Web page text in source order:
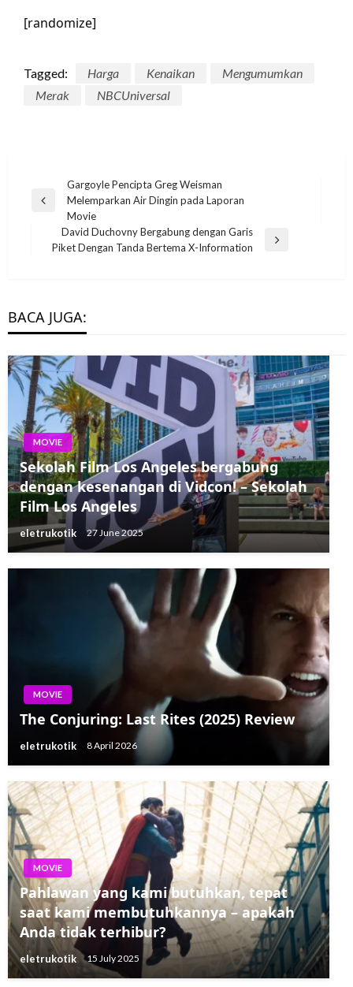
[randomize]
Tagged: Harga Kenaikan
Mengumumkan
Merak
NBCUniversal
navigation
Previous
Gargoyle Pencipta Greg Weisman
Melemparkan Air Dingin pada Laporan
Movie
Next
David Duchovny Bergabung dengan Garis
Piket Dengan Tanda Bertema X-Information
BACA JUGA:
MOVIE
Sekolah Film Los Angeles bergabung
dengan kesenangan di Vidcon! – Sekolah
Film Los Angeles
eletrukotik 27 June 2025
MOVIE
The Conjuring: Last Rites (2025) Review
eletrukotik 8 April 2026
MOVIE
Pahlawan yang kami butuhkan, tepat
saat kami membutuhkannya – apakah
Anda tidak terhibur?
eletrukotik 15 July 2025